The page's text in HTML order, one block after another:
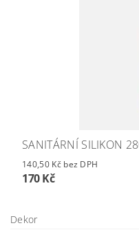
SANITÁRNÍ SILIKON
140,50 Kč bez DPH
170 Kč
Dekor